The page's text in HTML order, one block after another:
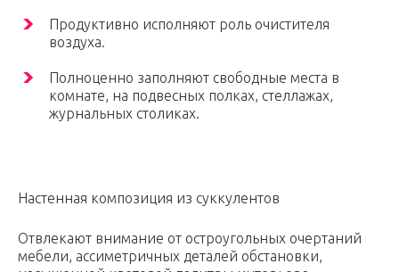
Продуктивно исполняют роль очистителя
воздуха.
Полноценно заполняют свободные места в
комнате, на подвесных полках, стеллажах,
журнальных столиках.
Настенная композиция из суккулентов
Отвлекают внимание от остроугольных очертаний
мебели, ассиметричных деталей обстановки,